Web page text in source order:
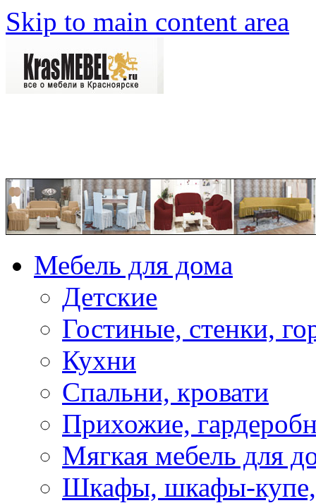
Skip to main content area
Мебель для дома
Детские
Гостиные, стенки,
Кухни
Спальни, кровати
Прихожие,
Мягкая мебель для
Шкафы, шкафы-купе,